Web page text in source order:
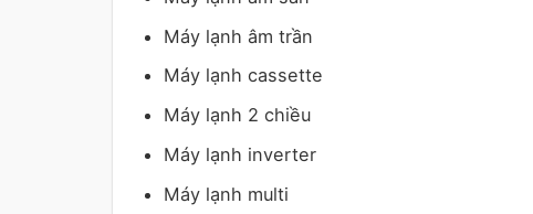
Máy lạnh âm trần
Máy lạnh cassette
Máy lạnh 2 chiều
Máy lạnh inverter
Máy lạnh multi